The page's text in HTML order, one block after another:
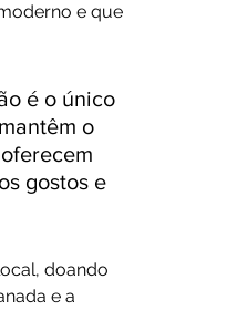
e que
é o único
o
gostos e
doando
e a